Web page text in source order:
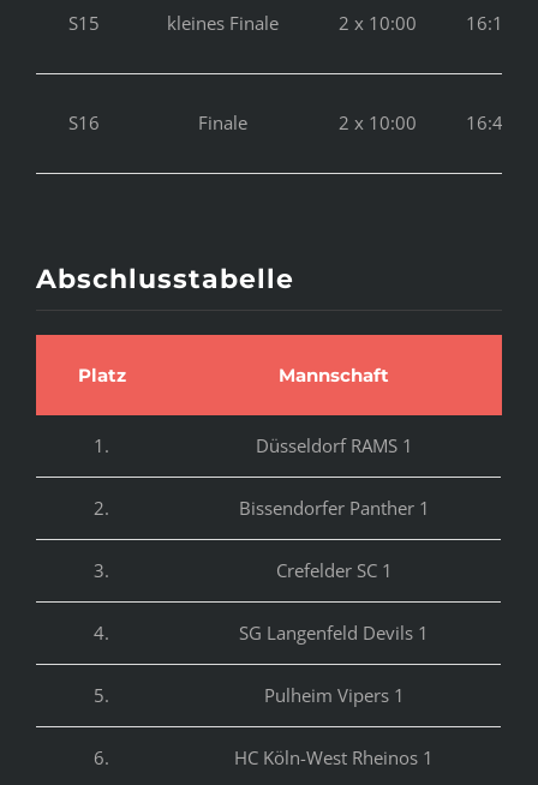
S15 kleines Finale 2 x 10:00 16:10 –
S16 Finale 2 x 10:00 16:45 –
Abschlusstabelle
Platz Mannschaft
1. Düsseldorf RAMS 1
2. Bissendorfer Panther 1
3. Crefelder SC 1
4. SG Langenfeld Devils 1
5. Pulheim Vipers 1
6. HC Köln-West Rheinos 1